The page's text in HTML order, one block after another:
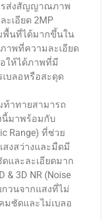
รส่งสัญญาณภาพ
ะเอียด 2MP
พื้นที่ได้มากขึ้นใน
าพที่ความละเอียด
อให้ได้ภาพที่มี
บลอหรือสะดุด
าทายสามารถ
นี้มาพร้อมกับ
Range) ที่ช่วย
งสว่างและมืดมี
และละเอียดมาก
3D NR (Noise
วนจากแสงที่ไม่
มชัดและไม่เบลอ